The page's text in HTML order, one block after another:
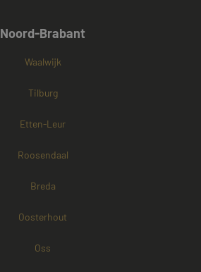
Noord-Brabant
Waalwijk
Tilburg
Etten-Leur
Roosendaal
Breda
Oosterhout
Oss